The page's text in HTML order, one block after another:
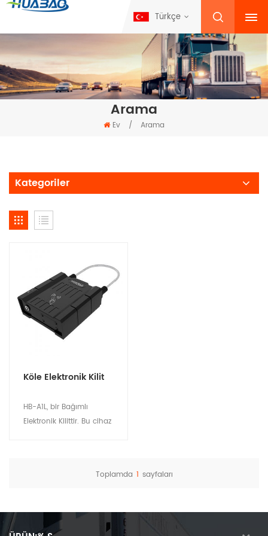
Türkçe
Arama
Ev / Arama
Kategoriler
Köle Elektronik Kilit
HB-A1L, bir Bağımlı
Elektronik Kilittir. Bu cihaz
güvenliğini sağlamak.
kamyon yönetimi için
Toplamda 1 sayfaları